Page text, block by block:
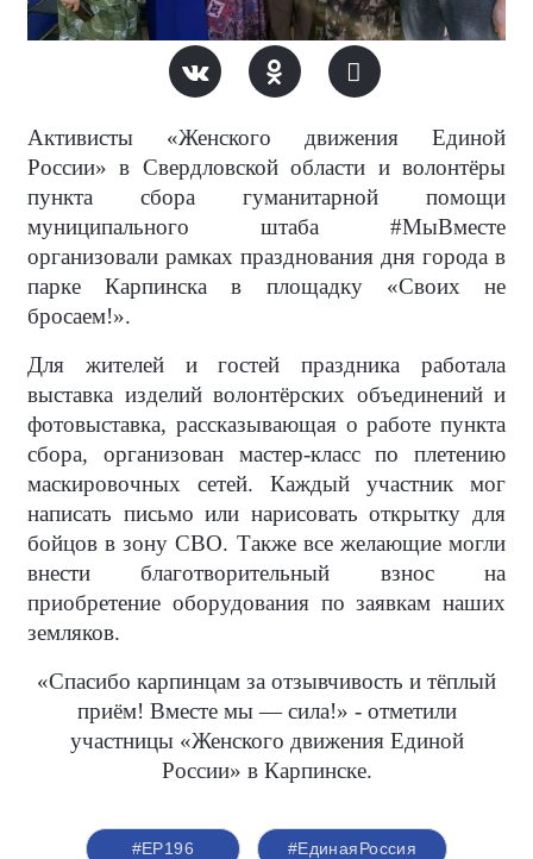
Активисты «Женского движения Единой
России» в Свердловской области и волонтёры
пункта сбора гуманитарной помощи
муниципального штаба #МыВместе
организовали рамках празднования дня города в
парке Карпинска в площадку «Своих не
бросаем!».
Для жителей и гостей праздника работала
выставка изделий волонтёрских объединений и
фотовыставка, рассказывающая о работе пункта
сбора, организован мастер-класс по плетению
маскировочных сетей. Каждый участник мог
написать письмо или нарисовать открытку для
бойцов в зону СВО. Также все желающие могли
внести благотворительный взнос на
приобретение оборудования по заявкам наших
земляков.
«Спасибо карпинцам за отзывчивость и тёплый
приём! Вместе мы — сила!» - отметили
участницы «Женского движения Единой
России» в Карпинске.
#ЕР196 #‎ЕдинаяРоссия